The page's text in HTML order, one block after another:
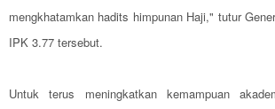
mengkhatamkan hadits himpunan Haji," tutur
IPK 3.77 tersebut.
Untuk terus meningkatkan kemampuan